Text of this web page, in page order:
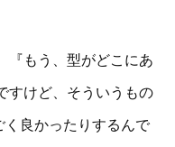
『もう、型がどこにあ
すけど、そういうもの
く良かったりするんで